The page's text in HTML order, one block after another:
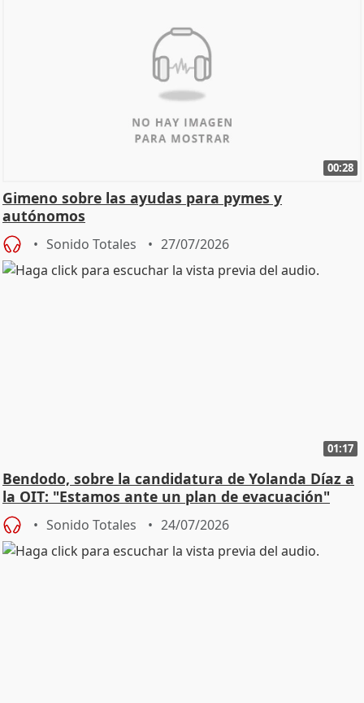
00:28
Gimeno sobre las ayudas para pymes y
autónomos
Sonido Totales 27/07/2026
01:17
Bendodo, sobre la candidatura de Yolanda Díaz a
la OIT: "Estamos ante un plan de evacuación"
Sonido Totales 24/07/2026